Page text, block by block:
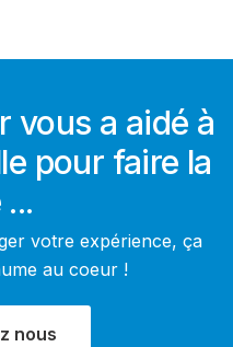
vous a aidé à
pour faire la
votre expérience, ça
au coeur !
nous